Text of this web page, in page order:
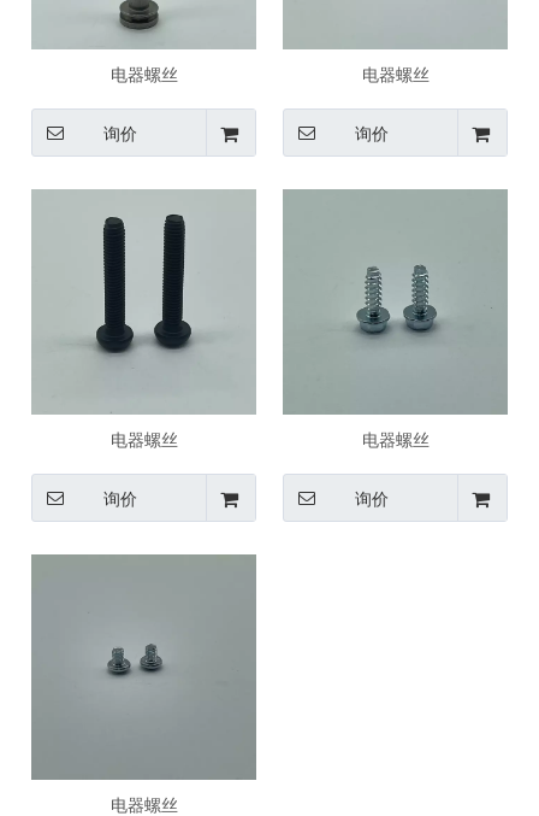
电器螺丝
询价
电器螺丝
询价
电器螺丝
询价
电器螺丝
询价
电器螺丝